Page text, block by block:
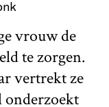
vrouw de
te zorgen.
vertrekt ze
onderzoekt